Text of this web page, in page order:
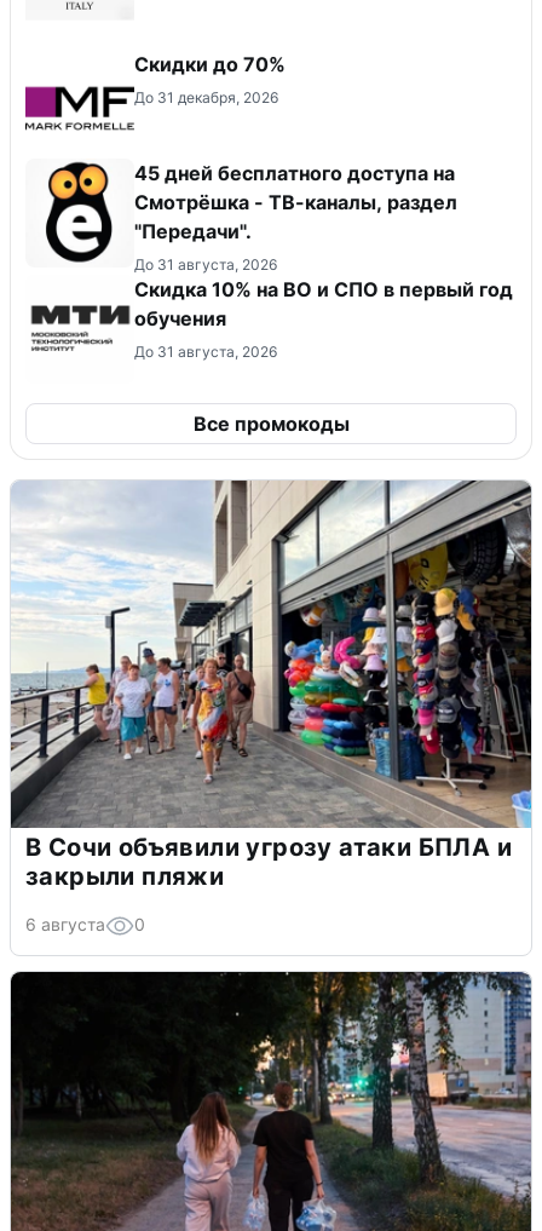
Скидки до 70%
До 31 декабря, 2026
45 дней бесплатного доступа на
Смотрёшка - ТВ-каналы, раздел
"Передачи".
До 31 августа, 2026
Скидка 10% на ВО и СПО в первый год
обучения
До 31 августа, 2026
Все промокоды
В Сочи объявили угрозу атаки БПЛА и
закрыли пляжи
6 августа 0